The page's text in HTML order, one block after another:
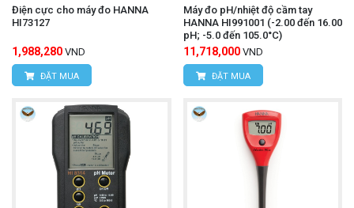
Điện cực cho máy đo HANNA
HI73127
1,988,280 VND
ĐẶT MUA
Máy đo pH/nhiệt độ cầm tay
HANNA HI991001 (-2.00 đến 16.00
pH; -5.0 đến 105.0°C)
11,718,000 VND
ĐẶT MUA